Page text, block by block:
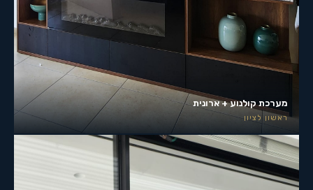
מערכת קולנוע + ארונית
ראשון לציון